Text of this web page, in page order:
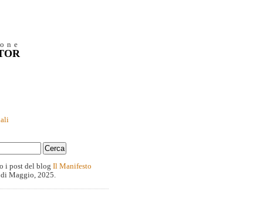
i post del blog Il Manifesto
Maggio, 2025.